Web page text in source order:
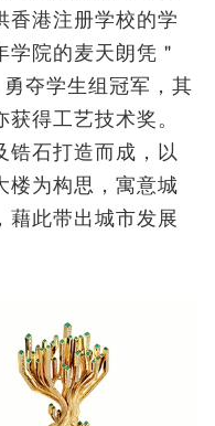
香港注册学校的学
院的麦天朗凭＂
夺学生组冠军，其
得工艺技术奖。
锆石打造而成，以
楼为构思，寓意城
藉此带出城市发展